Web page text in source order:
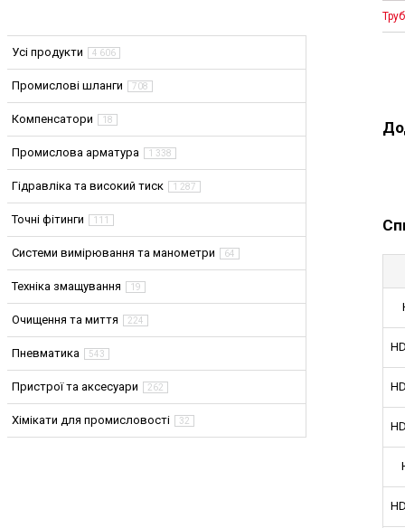
Усі продукти 4 606
Промислові шланги 708
Компенсатори 18
Промислова арматура 1 338
Гідравліка та високий тиск 1 287
Точні фітинги 111
Системи вимірювання та манометри 64
Техніка змащування 19
Очищення та миття 224
Пневматика 543
Пристрої та аксесуари 262
Хімікати для промисловості 32